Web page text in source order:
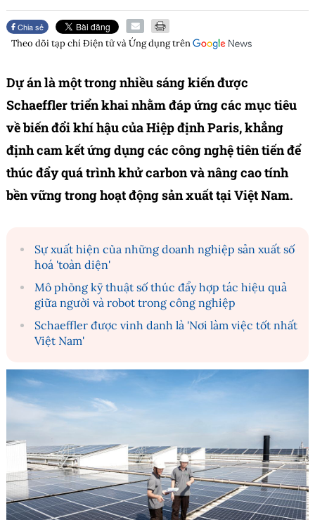
Chia sẻ
Theo dõi tạp chíĐiện tử và Ứng dụngtrên
Dự án là một trong nhiều sáng kiến được
Schaeffler triển khai nhằm đáp ứng các mục tiêu
về biến đổi khí hậu của Hiệp định Paris, khẳng
định cam kết ứng dụng các công nghệ tiên tiến để
thúc đẩy quá trình khử carbon và nâng cao tính
bền vững trong hoạt động sản xuất tại Việt Nam.
Sự xuất hiện của những doanh nghiệp sản xuất số
hoá 'toàn diện'
Mô phỏng kỹ thuật số thúc đẩy hợp tác hiệu quả
giữa người và robot trong công nghiệp
Schaeffler được vinh danh là 'Nơi làm việc tốt nhất
Việt Nam'